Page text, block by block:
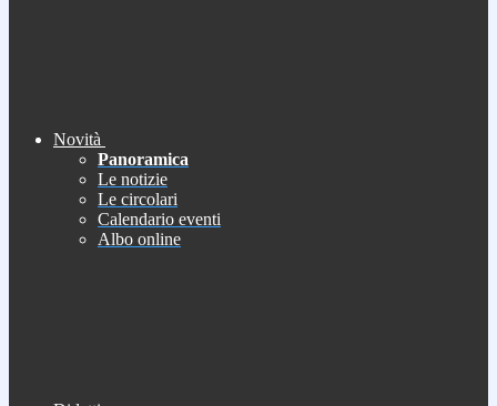
Novità
Panoramica
Le notizie
Le circolari
Calendario eventi
Albo online